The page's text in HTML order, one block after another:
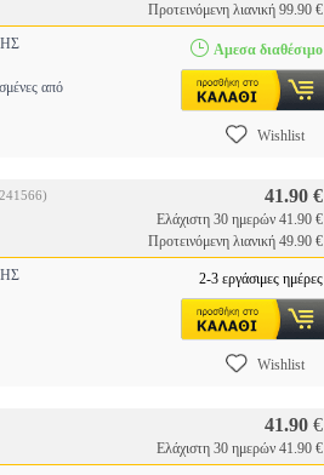
Προτεινόμενη λιανική 99.90 €
από
Αμεσα διαθέσιμο
Wishlist
41.90 €
Ελάχιστη 30 ημερών 41.90 €
Προτεινόμενη λιανική 49.90 €
2-3 εργάσιμες ημέρες
Wishlist
41.90 €
Ελάχιστη 30 ημερών 41.90 €